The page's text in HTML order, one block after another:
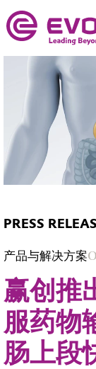
PRESS
产品与解决方案
赢创推
服药物
肠上段